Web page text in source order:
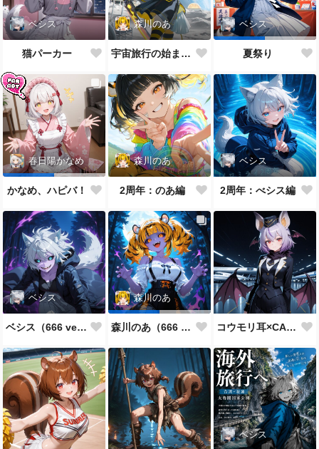
ベシス
猫パーカー
森川のあ
宇宙旅行の始まり ― 虎耳の旅人
ベシス
夏祭り
春日陽かなめ
かなめ、ハピバ！
森川のあ
2周年：のあ編
ベシス
2周年：べシス編
ベシス
ベシス（666 ver.）
森川のあ
森川のあ（666 ver.） コウモリ耳×CA制服
ベシス